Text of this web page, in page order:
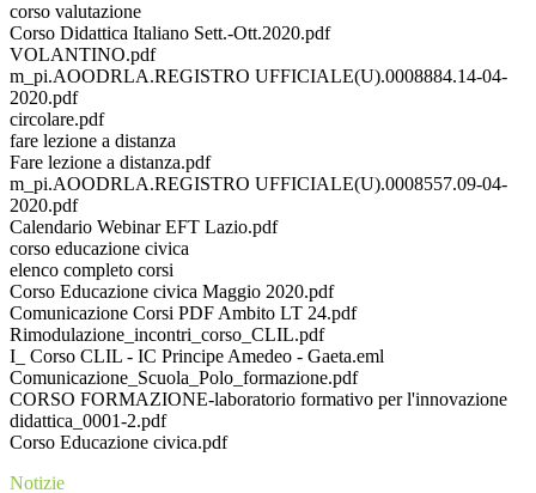
corso valutazione
Corso Didattica Italiano Sett.-Ott.2020.pdf
VOLANTINO.pdf
m_pi.AOODRLA.REGISTRO UFFICIALE(U).0008884.14-04-
2020.pdf
circolare.pdf
fare lezione a distanza
Fare lezione a distanza.pdf
m_pi.AOODRLA.REGISTRO UFFICIALE(U).0008557.09-04-
2020.pdf
Calendario Webinar EFT Lazio.pdf
corso educazione civica
elenco completo corsi
Corso Educazione civica Maggio 2020.pdf
Comunicazione Corsi PDF Ambito LT 24.pdf
Rimodulazione_incontri_corso_CLIL.pdf
I_ Corso CLIL - IC Principe Amedeo - Gaeta.eml
Comunicazione_Scuola_Polo_formazione.pdf
CORSO FORMAZIONE-laboratorio formativo per l'innovazione
didattica_0001-2.pdf
Corso Educazione civica.pdf
Notizie